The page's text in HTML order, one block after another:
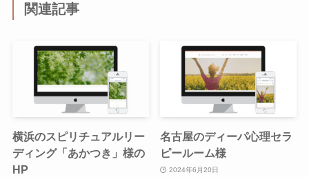
関連記事
横浜のスピリチュアルリー
ディング「あかつき」様の
HP
名古屋のディーパ心理セラ
ピールーム様
2024年6月20日